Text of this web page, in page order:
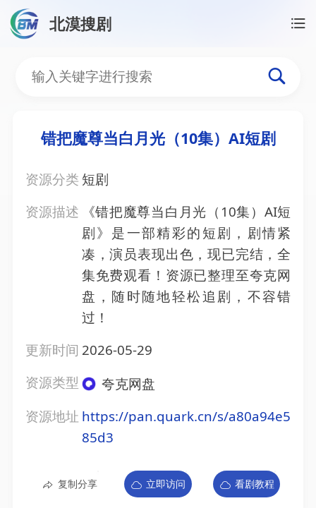
北漠搜剧
错把魔尊当白月光（10集
错把魔尊当白月光（10集）AI短剧
资源分类 短剧
资源描述
《错把魔尊当白月光（10集）AI短
剧》是一部精彩的短剧，剧情紧
凑，演员表现出色，现已完结，全
集免费观看！资源已整理至夸克网
盘，随时随地轻松追剧，不容错
过！
更新时间 2026-05-29
资源类型
夸克网盘
资源地址 https://pan.quark.cn/s/a80a94e5
85d3
复制分享 立即访问 看剧教程